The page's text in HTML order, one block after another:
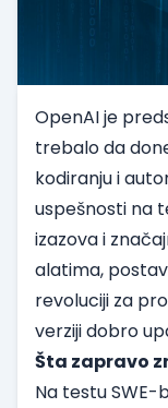
OpenAI je
trebalo da
kodiranju i
uspešnosti na
izazova i
alatima,
revoluciji za
verziji dobro
Šta zapravo
Na testu